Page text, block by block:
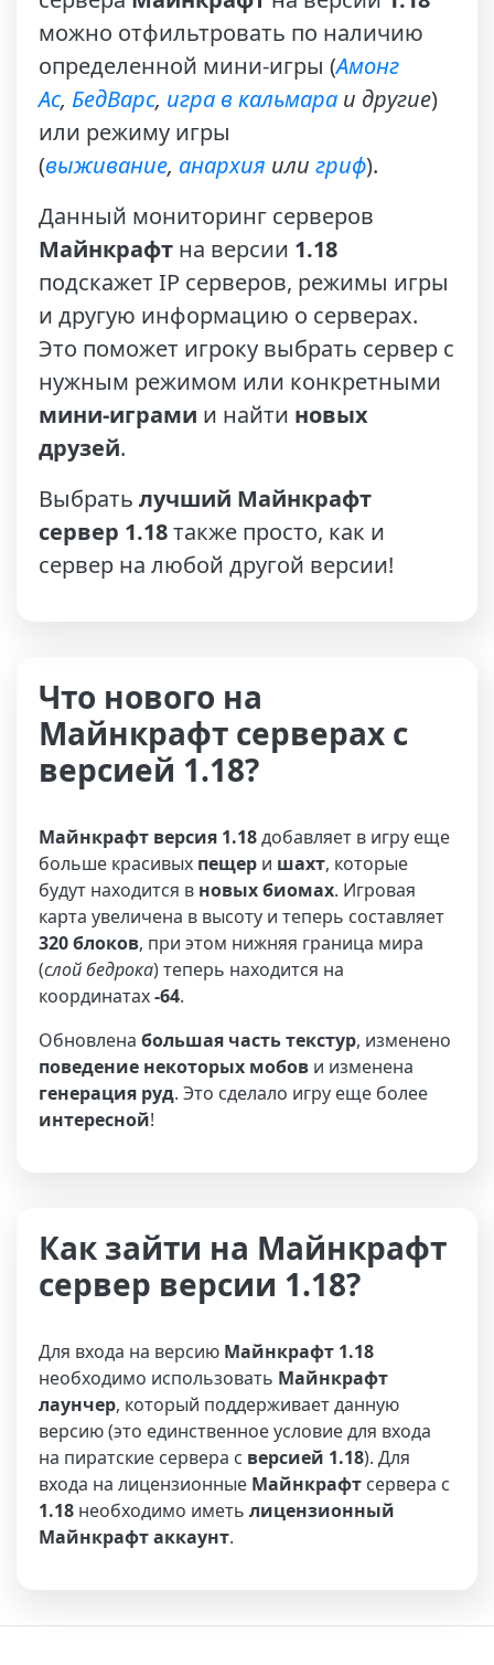
можно отфильтровать по наличию
определенной мини-игры (Амонг
Ас, БедВарс, игра в кальмара и другие)
или режиму игры
(выживание, анархия или гриф).
Данный мониторинг серверов
Майнкрафт на версии 1.18
подскажет IP серверов, режимы игры
и другую информацию о серверах.
Это поможет игроку выбрать сервер с
нужным режимом или конкретными
мини-играми и найти новых
друзей.
Выбрать лучший Майнкрафт
сервер 1.18также просто, как и
сервер на любой другой версии!
Что нового на
Майнкрафт серверах с
версией 1.18?
Майнкрафт версия 1.18добавляет в игру еще
больше красивых пещер и шахт, которые
будут находится в новых биомах. Игровая
карта увеличена в высоту и теперь составляет
320 блоков, при этом нижняя граница мира
(слой бедрока) теперь находится на
координатах-64.
Обновлена большая часть текстур, изменено
поведение некоторых мобов и изменена
генерация руд. Это сделало игру еще более
интересной!
Как зайти на Майнкрафт
сервер версии 1.18?
Для входа на версию Майнкрафт 1.18
необходимо использовать Майнкрафт
лаунчер, который поддерживает данную
версию (это единственное условие для входа
на пиратские сервера с версией 1.18). Для
входа на лицензионные Майнкрафт сервера с
1.18 необходимо иметь лицензионный
Майнкрафт аккаунт.